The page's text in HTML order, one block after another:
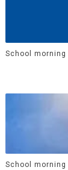
School
School